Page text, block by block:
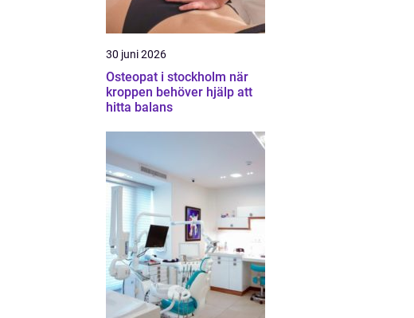
30 juni 2026
Osteopat i stockholm när
kroppen behöver hjälp att
hitta balans